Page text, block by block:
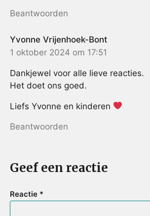
Beantwoorden
Yvonne Vrijenhoek-Bont
1 oktober 2024 om 17:51
Dankjewel voor alle lieve reacties.
Het doet ons goed.
Liefs Yvonne en kinderen
Beantwoorden
Geef een reactie
Reactie *